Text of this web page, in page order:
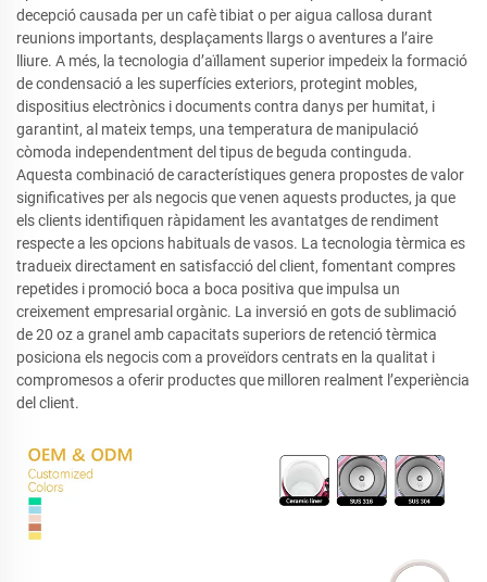
decepció causada per un cafè tibiat o per aigua callosa durant
reunions importants, desplaçaments llargs o aventures a l’aire
lliure. A més, la tecnologia d’aïllament superior impedeix la formació
de condensació a les superfícies exteriors, protegint mobles,
dispositius electrònics i documents contra danys per humitat, i
garantint, al mateix temps, una temperatura de manipulació
còmoda independentment del tipus de beguda continguda.
Aquesta combinació de característiques genera propostes de valor
significatives per als negocis que venen aquests productes, ja que
els clients identifiquen ràpidament les avantatges de rendiment
respecte a les opcions habituals de vasos. La tecnologia tèrmica es
tradueix directament en satisfacció del client, fomentant compres
repetides i promoció boca a boca positiva que impulsa un
creixement empresarial orgànic. La inversió en gots de sublimació
de 20 oz a granel amb capacitats superiors de retenció tèrmica
posiciona els negocis com a proveïdors centrats en la qualitat i
compromesos a oferir productes que milloren realment l’experiència
del client.